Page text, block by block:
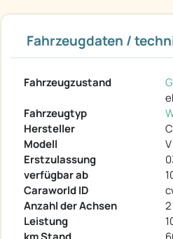
Fahrzeugdaten /
Fahrzeugzustand
Fahrzeugtyp
Hersteller
Modell
Erstzulassung
verfügbar ab
Caraworld ID
Anzahl der Achsen
2
Leistung